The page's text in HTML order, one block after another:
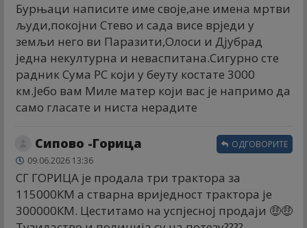
Бурњаци написите име своје,ане имена мртви
људи,покојни Стево и сада висе врједи у
земљи него ви Паразити,Олоси и Дјубрад
једна некултурна и неваспитана.Сигурно сте
радник Сума РС који у беуту костате 3000
км.Јебо вам Миле матер који вас је напримо да
само гласате и ниста нерадите
Сипово -Горица
09.06.2026 13:36
СГ ГОРИЦА је продала три трактора за
115000КМ а стварна вриједност трактора је
300000КМ. Цеститамо на успјесној продаји 🤑🤑
ОДГОВОРИТЕ